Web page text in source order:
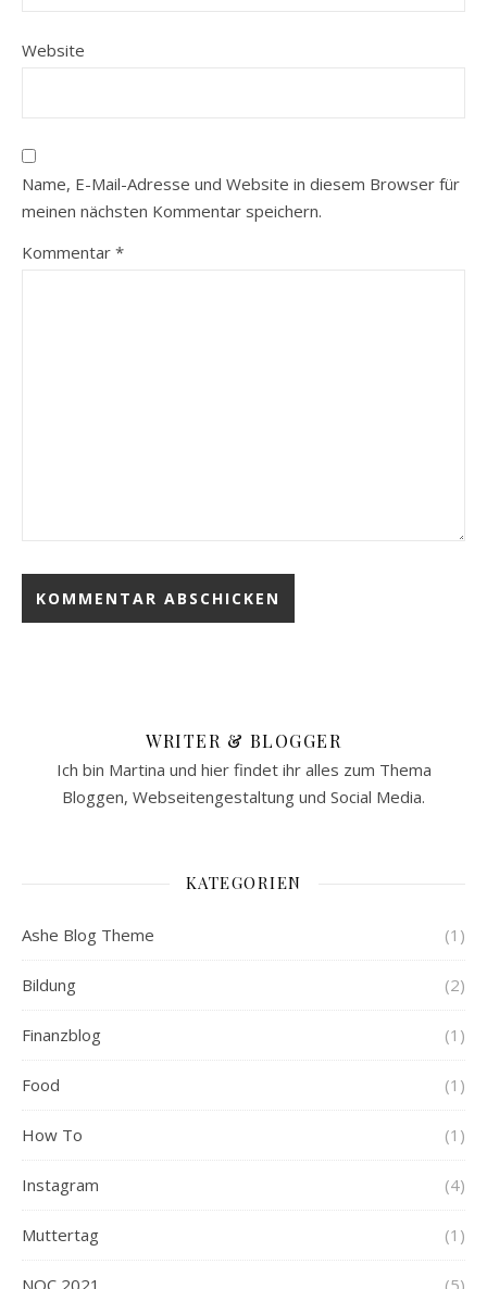
Website
Name, E-Mail-Adresse und Website in diesem Browser für
meinen nächsten Kommentar speichern.
Kommentar *
WRITER & BLOGGER
Ich bin Martina und hier findet ihr alles zum Thema
Bloggen, Webseitengestaltung und Social Media.
KATEGORIEN
Ashe Blog Theme (1)
Bildung (2)
Finanzblog (1)
Food (1)
How To (1)
Instagram (4)
Muttertag (1)
NOC 2021 (5)